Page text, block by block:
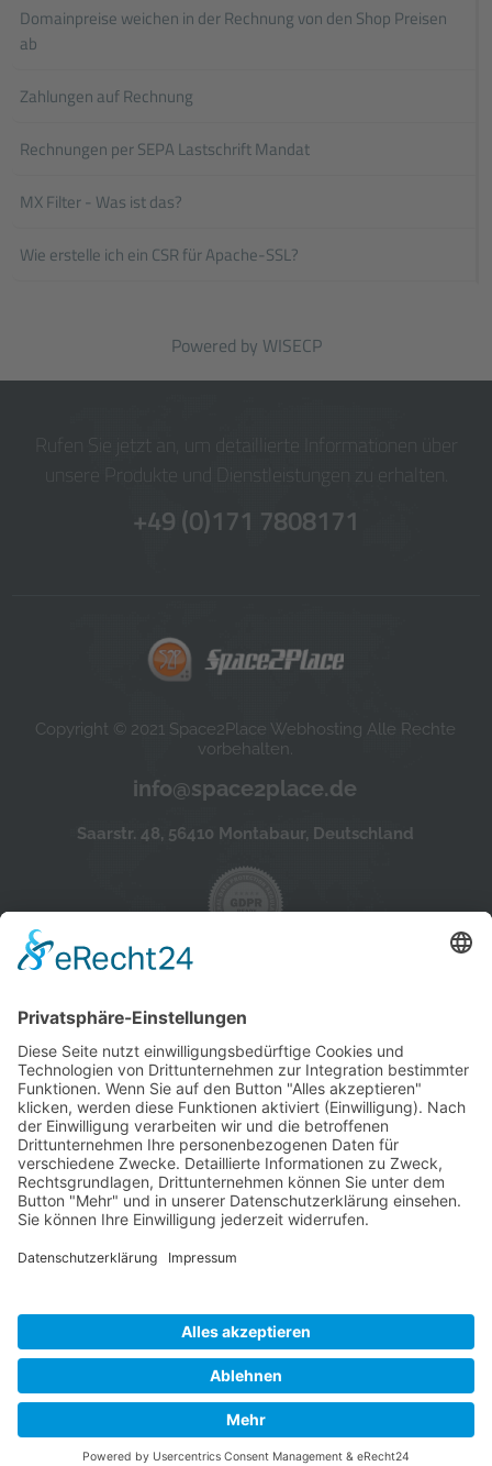
Domainpreise weichen in der Rechnung von den Shop Preisen
ab
Zahlungen auf Rechnung
Rechnungen per SEPA Lastschrift Mandat
MX Filter - Was ist das?
Wie erstelle ich ein CSR für Apache-SSL?
Powered by WISECP
Rufen Sie jetzt an, um detaillierte Informationen über
unsere Produkte und Dienstleistungen zu erhalten.
+49 (0)171 7808171
Copyright © 2021 Space2Place Webhosting Alle Rechte
vorbehalten.
info@space2place.de
Saarstr. 48, 56410 Montabaur, Deutschland
Produkte
Webhosting
Reseller Hosting
Server/VPS
SSL Zertifikate
Hosted Exchange /
Microsoft 365
Downloads
Kontakt
FAQ
Datenschutzbestimmungen
Impressum